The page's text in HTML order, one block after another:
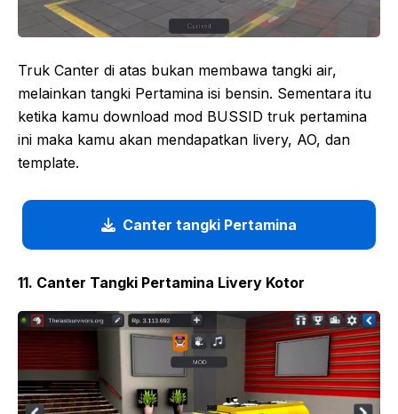
Truk Canter di atas bukan membawa tangki air,
melainkan tangki Pertamina isi bensin. Sementara itu
ketika kamu download mod BUSSID truk pertamina
ini maka kamu akan mendapatkan livery, AO, dan
template.
Canter tangki Pertamina
11. Canter Tangki Pertamina Livery Kotor